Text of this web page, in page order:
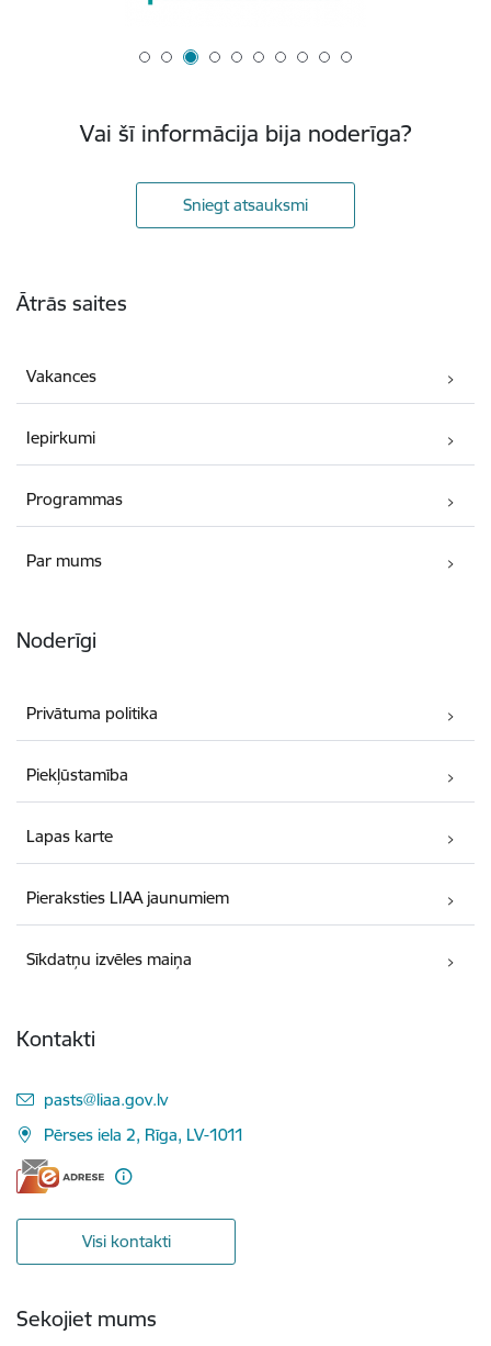
Vai šī informācija bija noderīga?
Sniegt atsauksmi
Ātrās saites
Vakances
Iepirkumi
Programmas
Par mums
Noderīgi
Privātuma politika
Piekļūstamība
Lapas karte
Pieraksties LIAA jaunumiem
Sīkdatņu izvēles maiņa
Kontakti
E-pasts:
pasts@liaa.gov.lv
Pērses iela 2, Rīga, LV-1011
Visi kontakti
Sekojiet mums